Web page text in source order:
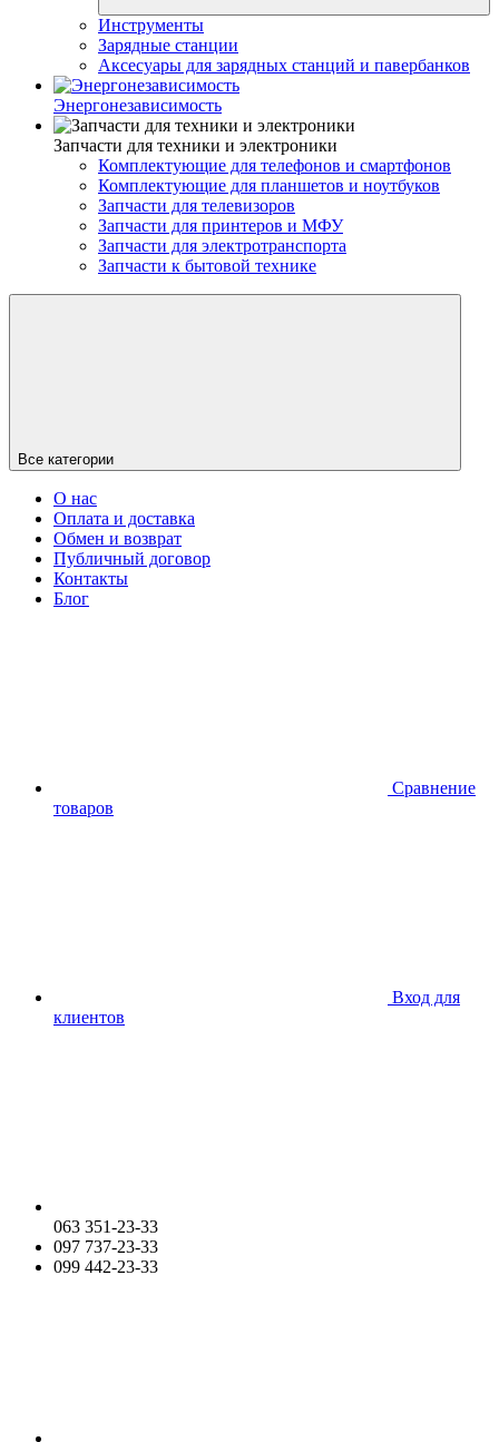
Инструменты
Зарядные станции
Аксесуары для зарядных станций и павербанков
Энергонезависимость
Запчасти для техники и электроники
Комплектующие для телефонов и смартфонов
Комплектующие для планшетов и ноутбуков
Запчасти для телевизоров
Запчасти для принтеров и МФУ
Запчасти для электротранспорта
Запчасти к бытовой технике
Все категории
О нас
Оплата и доставка
Обмен и возврат
Публичный договор
Контакты
Блог
Сравнение
товаров
Вход для
клиентов
063 351-23-33
097 737-23-33
099 442-23-33